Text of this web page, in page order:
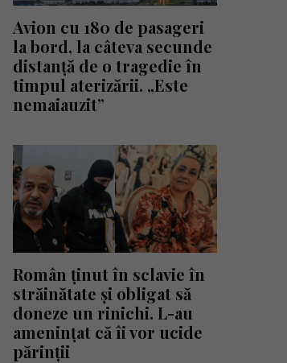
Avion cu 180 de pasageri
la bord, la câteva secunde
distanță de o tragedie în
timpul aterizării. „Este
nemaiauzit”
Român ținut în sclavie în
străinătate și obligat să
doneze un rinichi. L-au
amenințat că îi vor ucide
părinții